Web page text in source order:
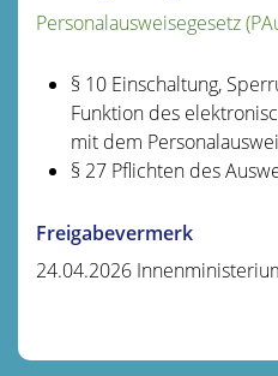
Personalausweisegesetz
§ 10 Einschaltung,
Funktion des
mit dem
§ 27 Pflichten des
Freigabevermerk
24.04.2026